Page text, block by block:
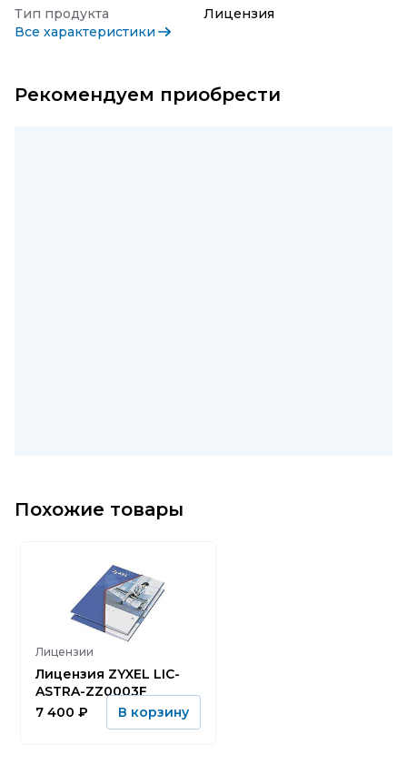
Тип продукта
Лицензия
Все характеристики
Рекомендуем приобрести
Похожие товары
Лицензии
Лицензия ZYXEL LIC-
ASTRA-ZZ0003F
7 400 ₽ В корзину